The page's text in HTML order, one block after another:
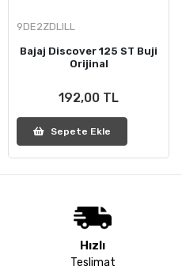
9DE2ZDLILL
Bajaj Discover 125 ST Buji
Orijinal
192,00 TL
Sepete Ekle
Hızlı
Teslimat